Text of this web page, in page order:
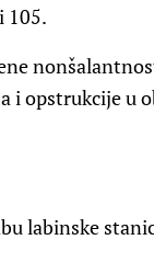
105.
i opstrukcije u
labinske